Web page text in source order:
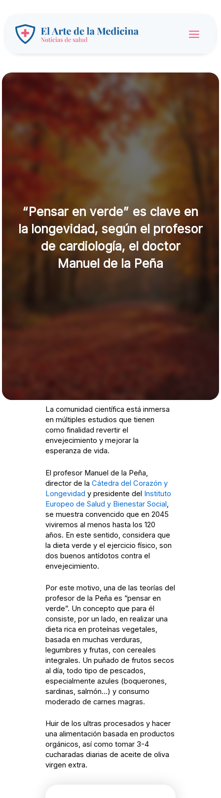
contenido
“Pensar en verde” es clave en
la longevidad, según el profesor
de cardiología, el doctor
Manuel de la Peña
La comunidad científica está inmersa
en múltiples estudios que tienen
como finalidad revertir el
envejecimiento y mejorar la
esperanza de vida.
El profesor Manuel de la Peña,
director de laCátedra del Corazón y
Longevidad y presidente del Instituto
Europeo de Salud y Bienestar Social
se muestra convencido que en 2045
viviremos al menos hasta los 120
años. En este sentido, considera que
la dieta verde y el ejercicio físico, son
dos buenos antídotos contra el
envejecimiento.
Por este motivo, una de las teorías del
profesor de la Peña es “pensar en
verde”. Un concepto que para él
consiste, por un lado, en realizar una
dieta rica en proteínas vegetales,
basada en muchas verduras,
legumbres y frutas, con cereales
integrales. Un puñado de frutos secos
al día, todo tipo de pescados,
especialmente azules (boquerones,
sardinas, salmón…) y consumo
moderado de carnes magras.
Huir de los ultras procesados y hacer
una alimentación basada en productos
orgánicos, así como tomar 3-4
cucharadas diarias de aceite de oliva
virgen extra.